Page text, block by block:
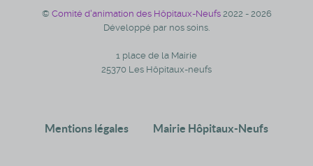
© Comité d'animation des Hôpitaux-Neufs 2022 - 2026
Développé par nos soins.
1 place de la Mairie
25370 Les Hôpitaux-neufs
Mentions légales Mairie Hôpitaux-Neufs